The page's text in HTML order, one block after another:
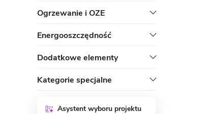
Ogrzewanie i OZE
Energooszczędność
Dodatkowe elementy
Kategorie specjalne
Asystent wyboru projektu